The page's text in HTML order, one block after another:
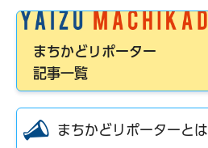
まちかどリポーター
記事一覧
まちかどリポーターとは